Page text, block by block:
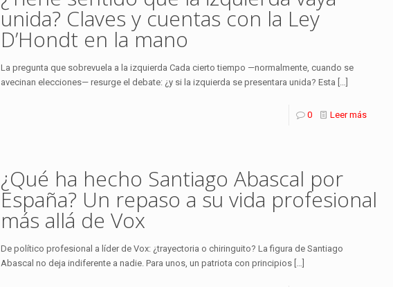
unida? Claves y cuentas con la Ley
D’Hondt en la mano
La pregunta que sobrevuela a la izquierda Cada cierto tiempo —normalmente, cuando se
avecinan elecciones— resurge el debate: ¿y si la izquierda se presentara unida? Esta
0 Leer más
¿Qué ha hecho Santiago Abascal por
España? Un repaso a su vida profesional
más allá de Vox
De político profesional a líder de Vox: ¿trayectoria o chiringuito? La figura de Santiago
Abascal no deja indiferente a nadie. Para unos, un patriota con principios